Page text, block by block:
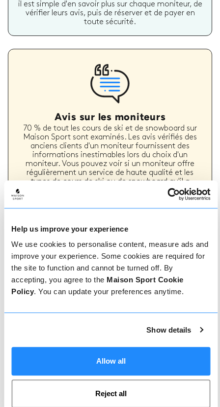
Help us improve your experience
We use cookies to personalise content, measure ads and
improve your experience. Some cookies are required for
the site to function and cannot be turned off. By
accepting, you agree to the Maison Sport Cookie
Policy. You can update your preferences anytime.
Show details
Allow all
Reject all
il est simple d'en savoir plus sur chaque moniteur, de
vérifier leurs avis, puis de réserver et de payer en
toute sécurité.
Avis sur les moniteurs
70 % de tout les cours de ski et de snowboard sur
Maison Sport sont examinés. Les avis vérifiés des
anciens clients d'un moniteur fournissent des
informations inestimables lors du choix d'un
moniteur. Vous pouvez voir si un moniteur offre
régulièrement un service de haute qualité et les
types de cours de ski ou de snowboard qu'il a
Comment réserver
Réserver avec nous ne pourrait pas être plus
simple, notre équipe amicale et experte est
toujours prête à vous aider - réservez
si vous avez besoin d'aide.
Appelez-nous